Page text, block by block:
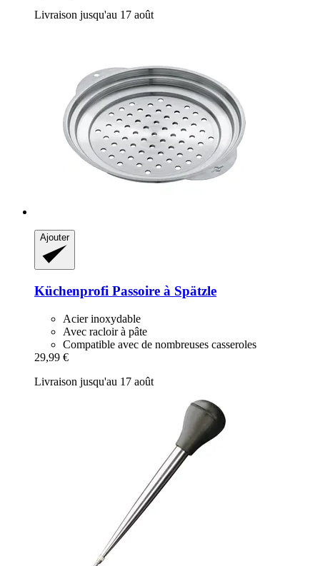
Livraison jusqu'au 17 août
Ajouter
Küchenprofi Passoire à Spätzle
Acier inoxydable
Avec racloir à pâte
Compatible avec de nombreuses casseroles
29,99 €
Livraison jusqu'au 17 août